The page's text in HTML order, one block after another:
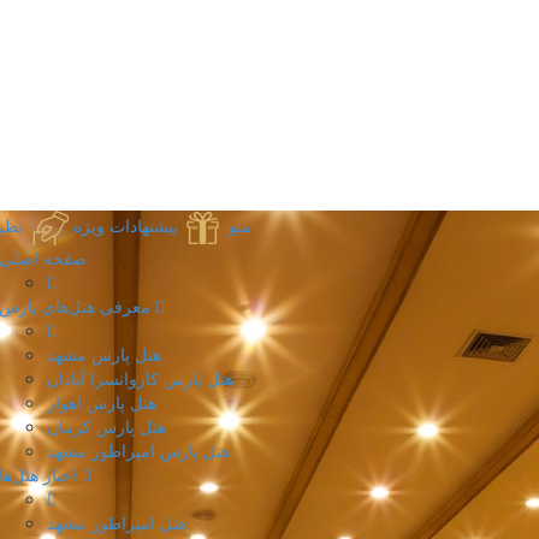
منو پیشنهادات ویژه
صفحه اصلی
هتل پارس مشهد
هتل پارس کاروانسرا آبادان
هتل پارس اهواز
هتل پارس کرمان
هتل پارس امپراطور مشهد
هتل امپراطور مشهد